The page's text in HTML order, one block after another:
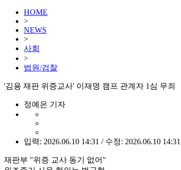
HOME
>
NEWS
>
사회
>
법원/검찰
'김용 재판 위증교사' 이재명 캠프 관계자 1심 무죄
정예은 기자
입력: 2026.06.10 14:31 / 수정: 2026.06.10 14:31
재판부 "위증 교사 동기 없어"